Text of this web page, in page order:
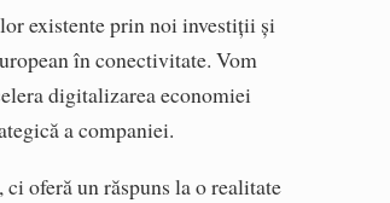
existente prin noi investiții și
în conectivitate. Vom
digitalizarea economiei
a companiei.
oferă un răspuns la o realitate